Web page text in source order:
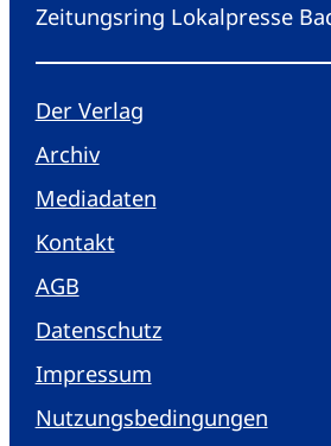
Zeitungsring Lokalpresse
Der Verlag
Archiv
Mediadaten
Kontakt
AGB
Datenschutz
Impressum
Nutzungsbedingungen